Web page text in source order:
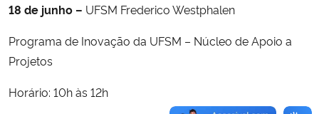
18 de junho – UFSM Frederico Westphalen
Programa de Inovação da UFSM – Núcleo de Apoio a
Projetos
Horário: 10h às 12h